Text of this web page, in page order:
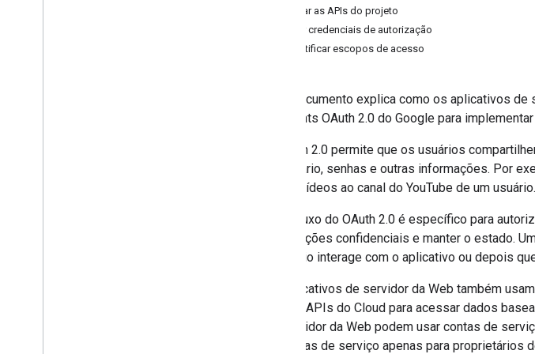
Ativar as APIs do projeto
Criar credenciais de autorização
Identificar escopos de acesso
Este documento explica como os aplicativos
endpoints OAuth 2.0 do Google para
O OAuth 2.0 permite que os usuários
de usuário, senhas e outras informações. Por
enviar vídeos ao canal do YouTube de um usuário.
Esse fluxo do OAuth 2.0 é específico para
informações confidenciais e manter o estado.
o usuário interage com o aplicativo ou depois
Os aplicativos de servidor da Web também usam
chamar APIs do Cloud para acessar dados
de servidor da Web podem usar contas de
de contas de serviço apenas para proprietários